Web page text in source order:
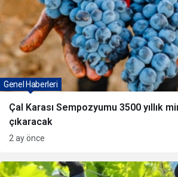
Çal Karası Sempozyumu 3500 yıllık
çıkaracak
Genel Haberleri
2 ay önce